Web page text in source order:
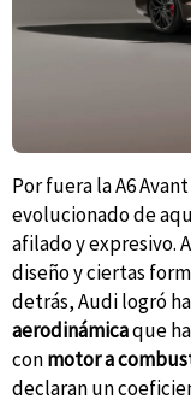
Por fuera la A6
evolucionado de
afilado y expresivo.
diseño y ciertas
detrás, Audi logró
aerodinámicaque
conmotor a
declaran un